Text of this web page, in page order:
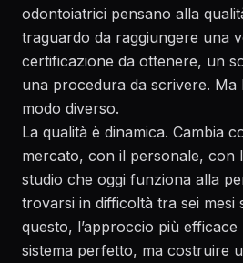
odontoiatrici pensano alla
traguardo da raggiungere una
certificazione da ottenere, un
una procedura da scrivere. Ma
modo diverso.
La qualità è dinamica. Cambia
mercato, con il personale, con
studio che oggi funziona alla
trovarsi in difficoltà tra sei mesi
questo, l’approccio più
sistema perfetto, ma costruire